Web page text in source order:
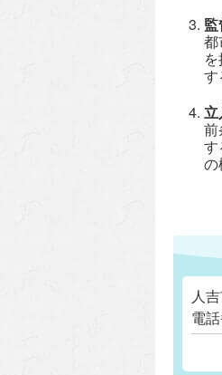
都
す
立
前
す
の
人
電